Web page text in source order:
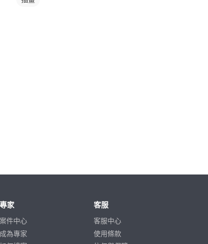
專家
案件中心
成為專家
客服
客服中心
使用條款